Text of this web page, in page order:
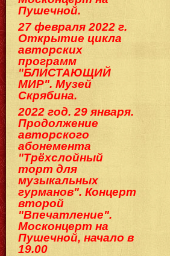
Пушечной.
27 февраля 2022 г.
Открытие цикла
авторских
программ
"БЛИСТАЮЩИЙ
МИР". Музей
Скрябина.
2022 год. 29 января.
Продолжение
авторского
абонемента
"Трёхслойный
торт для
музыкальных
гурманов". Концерт
второй
"Впечатление".
Москонцерт на
Пушечной, начало в
19.00